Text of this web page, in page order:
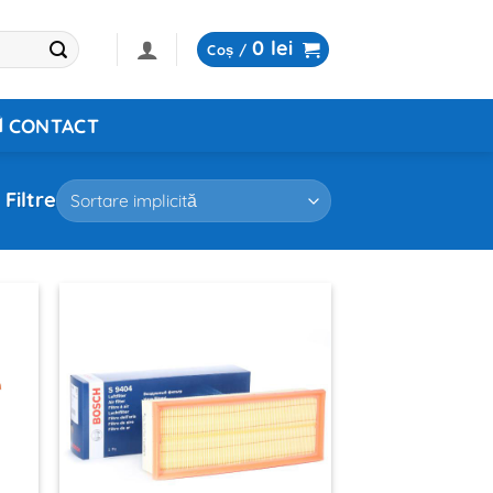
Coș / 0 lei
CONTACT
Filtre